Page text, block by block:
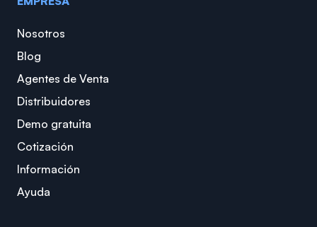
Nosotros
Blog
Agentes de Venta
Distribuidores
Demo gratuita
Cotización
Información
Ayuda